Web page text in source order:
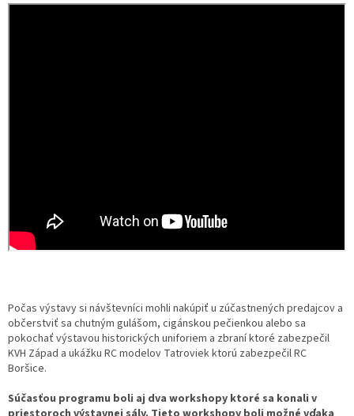
Počas výstavy si návštevníci mohli nakúpiť u zúčastnených predajcov a
občerstviť sa chutným gulášom, cigánskou pečienkou alebo sa
pokochať výstavou historických uniforiem a zbraní ktoré zabezpečil
KVH Západ a ukážku RC modelov Tatroviek ktorú zabezpečil RC
Boršice.
Súčasťou programu boli aj dva workshopy ktoré sa konali v